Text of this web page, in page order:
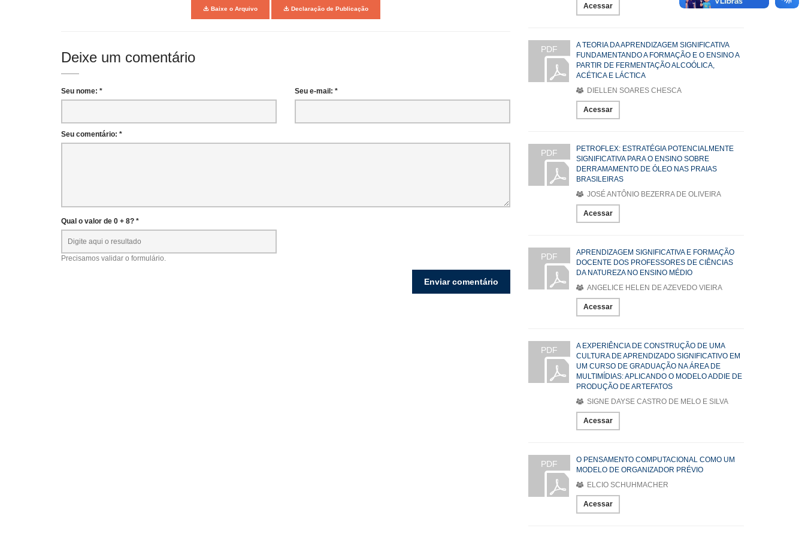
Baixe o Arquivo Declaração de Publicação
Deixe um comentário
Seu nome: * Seu e-mail: *
Seu comentário: *
Qual o valor de 0 + 8? *
Precisamos validar o formulário.
Acessar
PDF
A TEORIA DA APRENDIZAGEM SIGNIFICATIVA
FUNDAMENTANDO A FORMAÇÃO E O ENSINO A
PARTIR DE FERMENTAÇÃO ALCOÓLICA,
ACÉTICA E LÁCTICA
DIELLEN SOARES CHESCA
Acessar
PDF
PETROFLEX: ESTRATÉGIA POTENCIALMENTE
SIGNIFICATIVA PARA O ENSINO SOBRE
DERRAMAMENTO DE ÓLEO NAS PRAIAS
BRASILEIRAS
JOSÉ ANTÔNIO BEZERRA DE OLIVEIRA
Acessar
PDF
APRENDIZAGEM SIGNIFICATIVA E FORMAÇÃO
DOCENTE DOS PROFESSORES DE CIÊNCIAS
DA NATUREZA NO ENSINO MÉDIO
ANGELICE HELEN DE AZEVEDO VIEIRA
Acessar
PDF
A EXPERIÊNCIA DE CONSTRUÇÃO DE UMA
CULTURA DE APRENDIZADO SIGNIFICATIVO EM
UM CURSO DE GRADUAÇÃO NA ÁREA DE
MULTIMÍDIAS: APLICANDO O MODELO ADDIE DE
PRODUÇÃO DE ARTEFATOS
SIGNE DAYSE CASTRO DE MELO E SILVA
Acessar
PDF
O PENSAMENTO COMPUTACIONAL COMO UM
MODELO DE ORGANIZADOR PRÉVIO
ELCIO SCHUHMACHER
Acessar